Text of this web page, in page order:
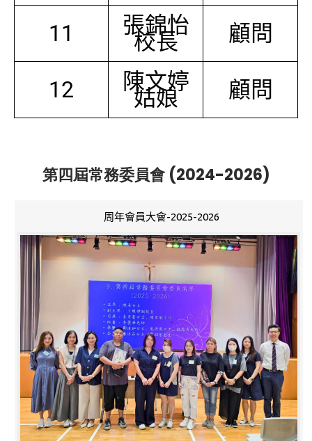
11 張錦怡
校長 顧問
12 陳文婷
姑娘 顧問
第四屆常務委員會 (2024-2026)
周年會員大會-2025-2026